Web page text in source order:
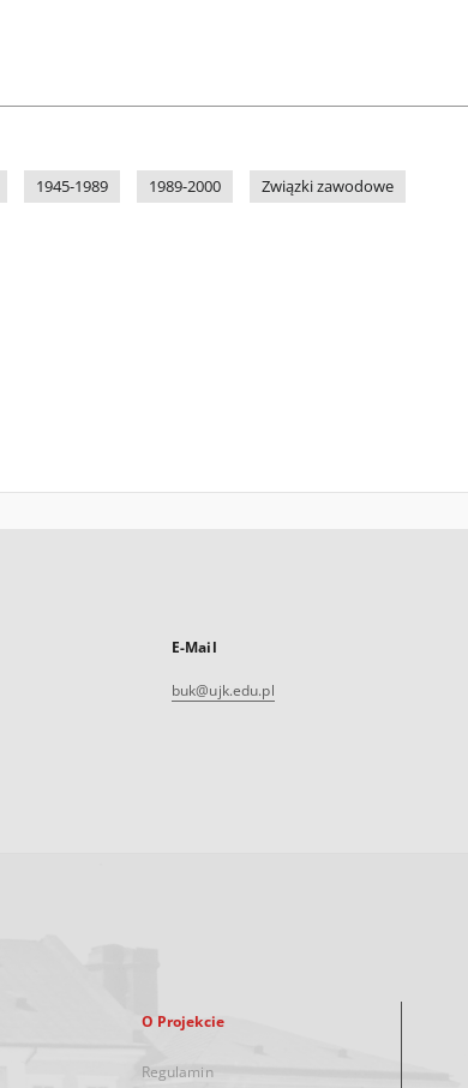
1945-1989 1989-2000 Związki zawodowe
E-Mail
buk@ujk.edu.pl
O Projekcie
Regulamin